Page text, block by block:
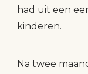
had uit een
kinderen.
Na twee